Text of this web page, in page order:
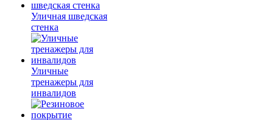
Уличная шведская
стенка
Уличные
тренажеры для
инвалидов